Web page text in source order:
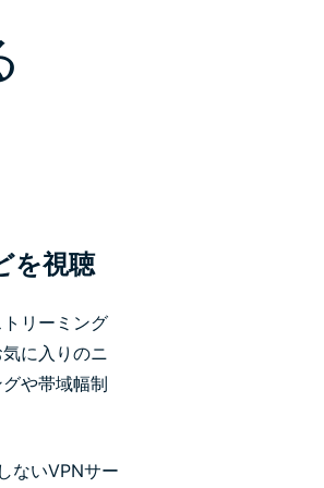
を視聴
リーミング
に入りのニ
や帯域幅制
ないVPNサー